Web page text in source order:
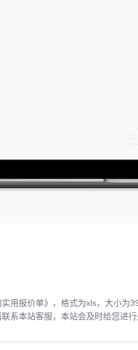
用报价单》，格式为xls，大小为
系本站客服，本站会及时给您进行